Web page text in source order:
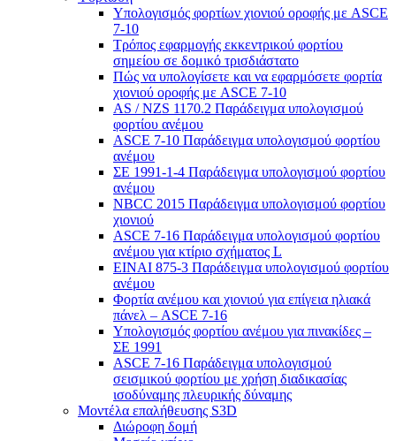
Υπολογισμός φορτίων χιονιού οροφής με ASCE
7-10
Τρόπος εφαρμογής εκκεντρικού φορτίου
σημείου σε δομικό τρισδιάστατο
Πώς να υπολογίσετε και να εφαρμόσετε φορτία
χιονιού οροφής με ASCE 7-10
AS / NZS 1170.2 Παράδειγμα υπολογισμού
φορτίου ανέμου
ASCE 7-10 Παράδειγμα υπολογισμού φορτίου
ανέμου
ΣΕ 1991-1-4 Παράδειγμα υπολογισμού φορτίου
ανέμου
NBCC 2015 Παράδειγμα υπολογισμού φορτίου
χιονιού
ASCE 7-16 Παράδειγμα υπολογισμού φορτίου
ανέμου για κτίριο σχήματος L
ΕΙΝΑΙ 875-3 Παράδειγμα υπολογισμού φορτίου
ανέμου
Φορτία ανέμου και χιονιού για επίγεια ηλιακά
πάνελ – ASCE 7-16
Υπολογισμός φορτίου ανέμου για πινακίδες –
ΣΕ 1991
ASCE 7-16 Παράδειγμα υπολογισμού
σεισμικού φορτίου με χρήση διαδικασίας
ισοδύναμης πλευρικής δύναμης
Μοντέλα επαλήθευσης S3D
Διώροφη δομή